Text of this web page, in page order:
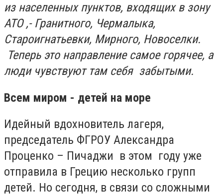
из населенных пунктов, входящих в зону
АТО ,- Гранитного, Чермалыка,
Староигнатьевки, Мирного, Новоселки.
Теперь это направление самое горячее, а
люди чувствуют там себя забытыми.
Всем миром - детей на море
Идейный вдохновитель лагеря,
председатель ФГРОУ Александра
Проценко – Пичаджи в этом году уже
отправила в Грецию несколько групп
детей. Но сегодня, в связи со сложными